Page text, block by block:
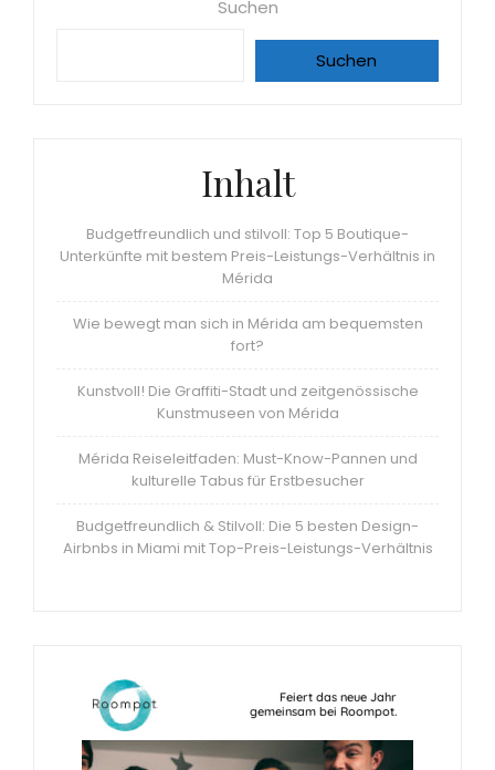
Suchen
Suchen
Inhalt
Budgetfreundlich und stilvoll: Top 5 Boutique-
Unterkünfte mit bestem Preis-Leistungs-Verhältnis in
Mérida
Wie bewegt man sich in Mérida am bequemsten
fort?
Kunstvoll! Die Graffiti-Stadt und zeitgenössische
Kunstmuseen von Mérida
Mérida Reiseleitfaden: Must-Know-Pannen und
kulturelle Tabus für Erstbesucher
Budgetfreundlich & Stilvoll: Die 5 besten Design-
Airbnbs in Miami mit Top-Preis-Leistungs-Verhältnis